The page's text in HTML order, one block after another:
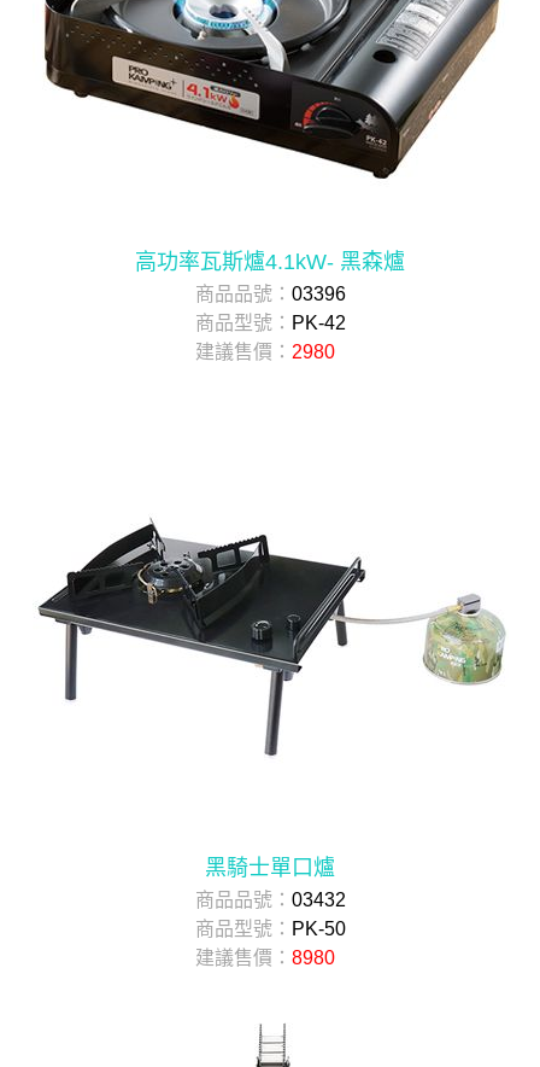
高功率瓦斯爐4.1kW- 黑森爐
商品品號： 03396
商品型號： PK-42
建議售價： 2980
黑騎士單口爐
商品品號： 03432
商品型號： PK-50
建議售價： 8980